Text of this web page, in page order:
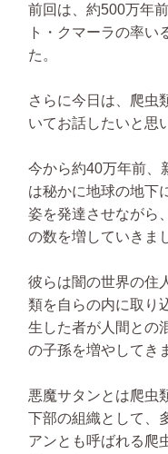
前回は、約500万年
ト・クマーラの率い
た。
さらに今日は、爬虫
いてお話したいと思
今から約40万年前、
は秘かに地球の地下
姿を発達させながら
の数を増していきま
彼らは闇の世界の住
類を自らの内に取り
生した者が人間との
の子孫を増やしてき
悪魔サタンとは爬虫
下部の組織として、
アンとも呼ばれる爬